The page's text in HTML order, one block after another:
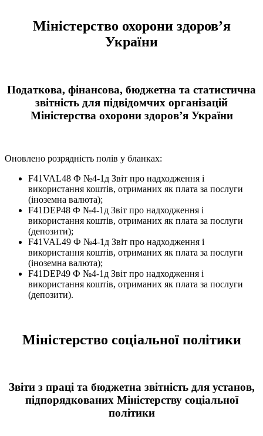
Міністерство охорони здоров’я
України
Податкова, фінансова, бюджетна та статистична
звітність для підвідомчих організацій
Міністерства охорони здоров’я України
Оновлено розрядність полів у бланках:
F41VAL48 Ф №4-1д Звіт про надходження і
використання коштів, отриманих як плата за послуги
(іноземна валюта);
F41DEP48 Ф №4-1д Звіт про надходження і
використання коштів, отриманих як плата за послуги
(депозити);
F41VAL49 Ф №4-1д Звіт про надходження і
використання коштів, отриманих як плата за послуги
(іноземна валюта);
F41DEP49 Ф №4-1д Звіт про надходження і
використання коштів, отриманих як плата за послуги
(депозити).
Міністерство соціальної політики
Звіти з праці та бюджетна звітність для установ,
підпорядкованих Міністерству соціальної
політики